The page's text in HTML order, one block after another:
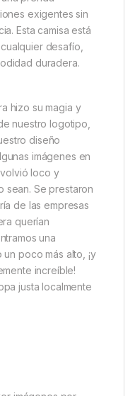
para
para
equilibre
estilo versátil
aventureros
prenda
exigentes sin
Esta camisa está
desafío,
duradera.
hizo su magia y
nuestro logotipo,
diseño
loco y
Se prestaron
de las empresas
querían